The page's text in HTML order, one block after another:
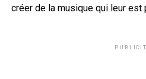
créer de la musique qui leur est